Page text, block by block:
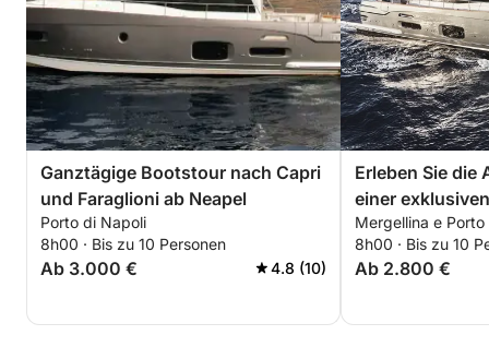
Ganztägige Bootstour nach Capri
und Faraglioni ab Neapel
Porto di Napoli
8h00 · Bis zu 10 Personen
Ab 3.000 € 4.8 (10)
Erleben Sie die
einer
Mergellina e
8h00 · Bis zu 10
Ab 2.800 €